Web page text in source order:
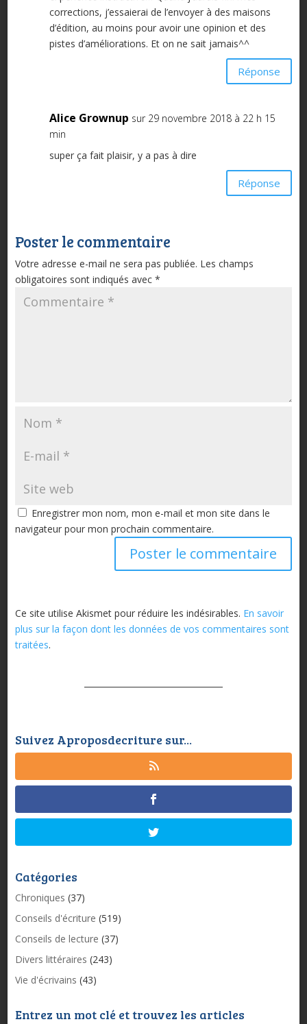
corrections, j’essaierai de l’envoyer à des maisons
d’édition, au moins pour avoir une opinion et des
pistes d’améliorations. Et on ne sait jamais^^
Réponse
Alice Grownup sur 29 novembre 2018 à 22 h 15
min
super ça fait plaisir, y a pas à dire
Réponse
Poster le commentaire
Votre adresse e-mail ne sera pas publiée. Les champs
obligatoires sont indiqués avec *
Enregistrer mon nom, mon e-mail et mon site dans le
navigateur pour mon prochain commentaire.
Ce site utilise Akismet pour réduire les indésirables. En savoir
plus sur la façon dont les données de vos commentaires sont
traitées.
Suivez Aproposdecriture sur...
Catégories
Chroniques (37)
Conseils d'écriture (519)
Conseils de lecture (37)
Divers littéraires (243)
Vie d'écrivains (43)
Entrez un mot clé et trouvez les articles